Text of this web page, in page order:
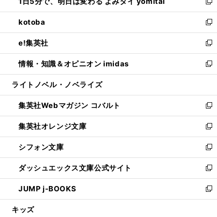
開
く
ド
ウ
で
開
く
ィ
ン
ド
ウ
で
開
く
い
ウ
ィ
ン
ド
ウ
で
開
新
し
い
ウ
ィ
ン
ド
ウ
開
く
kotoba
新
し
い
ウ
ィ
ン
ウ
で
開
く
e!集英社
新
し
い
ウ
ン
ド
ウ
で
開
く
情報・知識＆オピニオン imidas
新
し
ウ
ィ
ン
ド
ウ
で
開
く
ライトノベル・ノベライズ
集英社Webマガジン コバルト
新
し
い
ウ
ィ
ン
ド
ウ
で
開
集英社オレンジ文庫
新
し
い
ウ
ィ
ン
ド
ウ
シフォン文庫
新
し
い
ウ
ィ
ン
ダッシュエックス文庫公式サイト
新
し
い
ウ
JUMP j-BOOKS
新
し
キッズ